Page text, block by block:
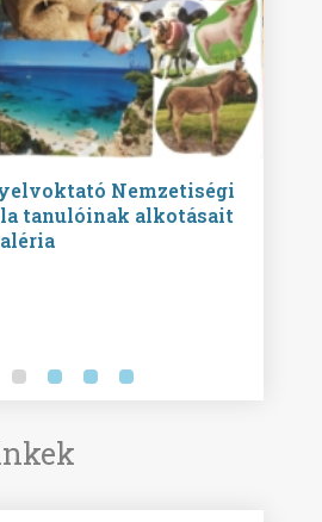
Nemzetiségi
tanulóinak alkotásait